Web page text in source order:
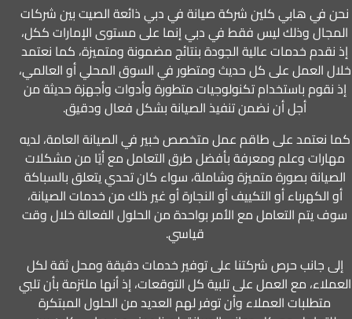
نحن في هابي كلين شركة صيانة في دبي ذائعة الصيت بين شركات
المجال وذلك ليس فقط في دبي إنما على مستوى الإمارات ككل،
إذ نقدم خدمات عالية الجودة بنتائج مضمونة ومتميزة، كما نعتمد
خلال العمل على كل حديث ومتطور في السوق المحلي أو العالمي،
إذ نقوم باستخدام تكنولوجيات متطورة وأدوات وأجهزة حديثة من
أجل أن نضمن تنفيذ الصيانة بشكل فعال ودقيق.
كما نعتمد على طاقم عمل متخصص خبير في الصيانة العامة، لديه
مهارات وعلم ومعرفة بأفضل طرق التعامل مع أيًا من مشكلات
الصيانة بصورة متميزة وشاملة، سواء كان تحدي يتعلق بالسباكة
أو الكهرباء أو التكييف أو النجارة أو غير ذلك من خدمات الصيانة،
سوف يتم التعامل مع الأمر بواحدة من الحلول الفعالة خلال وقت
قياسي.
إلى جانب حرص شركتنا على توفير خدمات دقيقة ومحل ثقة لكل
العملاء، مع العمل على تلبية كل التوقعات، إذ أنها ملتزمة بأن تلبي
متطلبات العملاء وأن توفر لهم العديد من الحلول المبتكرة